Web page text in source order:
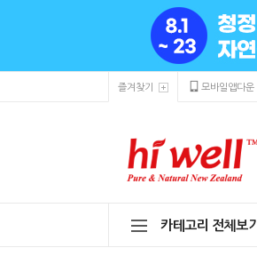
즐겨찾기 모바일앱다운
카테고리 전체보기